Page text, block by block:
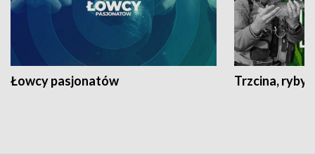
Łowcy pasjonatów Trzcina, ryby